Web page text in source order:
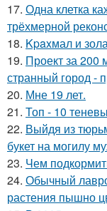
17. Одна клетка
трёхмерной
18. Kpaxмал и
19. Проект за 200
странный город -
20. Мне 19 лет.
21. Топ - 10
22. Выйдя из
букет на могилу
23. Чем
24. Обычный
растения пышно